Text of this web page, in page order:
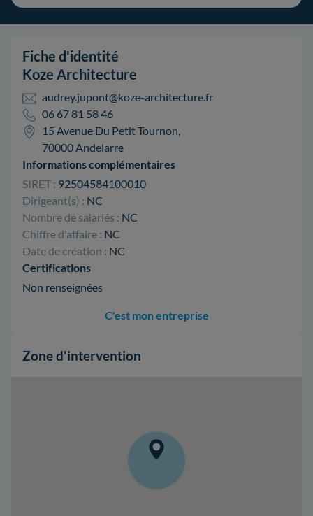
Fiche d'identité
Koze Architecture
audrey.jupont@koze-architecture.fr
06 67 81 58 46
15 Avenue Du Petit Tournon,
70000 Andelarre
Informations complémentaires
SIRET : 92504584100010
Dirigeant(s) : NC
Nombre de salariés : NC
Chiffre d'affaire : NC
Date de création : NC
Certifications
Non renseignées
C'est mon entreprise
Zone d'intervention